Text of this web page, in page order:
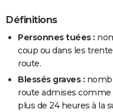
Définitions
Personnes tuées :
coup ou dans les
route.
Blessés graves :
route admises
plus de 24 heures à la